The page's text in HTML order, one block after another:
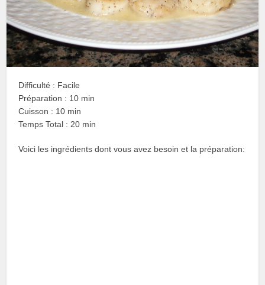
Difficulté : Facile
Préparation : 10 min
Cuisson : 10 min
Temps Total : 20 min
Voici les ingrédients dont vous avez besoin et la préparation: